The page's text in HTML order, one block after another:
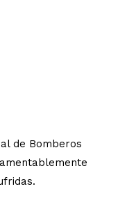
de Bomberos